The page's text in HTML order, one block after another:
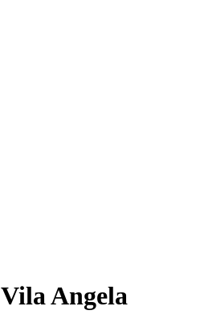
Vila Angela